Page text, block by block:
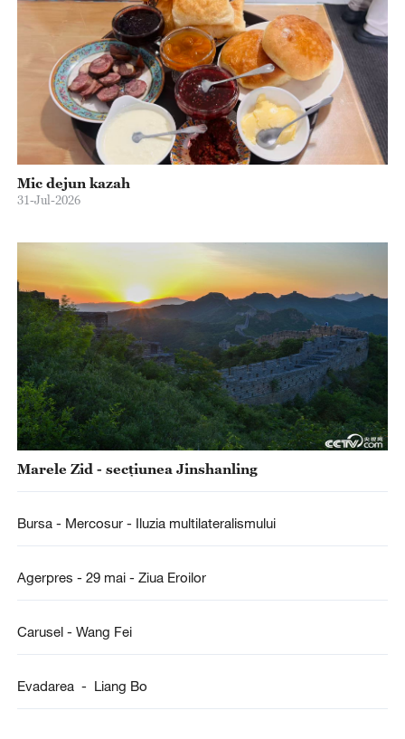
Mic dejun kazah
31-Jul-2026
Marele Zid - secțiunea Jinshanling
Bursa - Mercosur - Iluzia multilateralismului
Agerpres - 29 mai - Ziua Eroilor
Carusel - Wang Fei
Evadarea - Liang Bo